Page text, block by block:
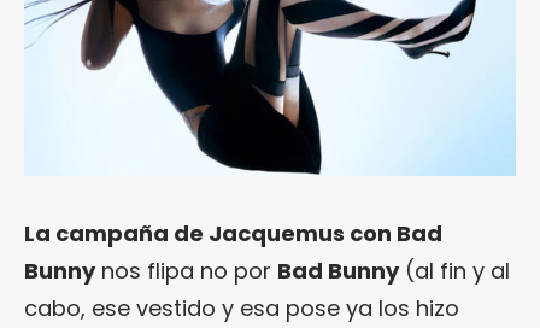
La campaña de Jacquemus con Bad
Bunnynos flipa no por Bad Bunny(al fin y al
cabo, ese vestido y esa pose ya los hizo